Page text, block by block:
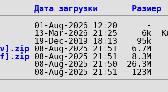
Дата загрузки Размер